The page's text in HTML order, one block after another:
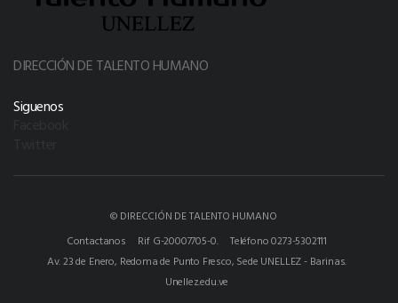
DIRECCIÓN DE TALENTO HUMANO
Siguenos
© DIRECCIÓN DE TALENTO HUMANO
Contactanos
Rif G-20007705-0.
Teléfono 0273-5302111
Av. 23 de Enero, Redoma de Punto Fresco, Sede UNELLEZ - Barinas.
Unellez.edu.ve